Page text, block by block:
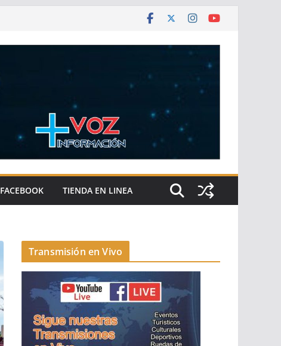
FACEBOOK TIENDA EN LINEA
Transmisión en Vivo